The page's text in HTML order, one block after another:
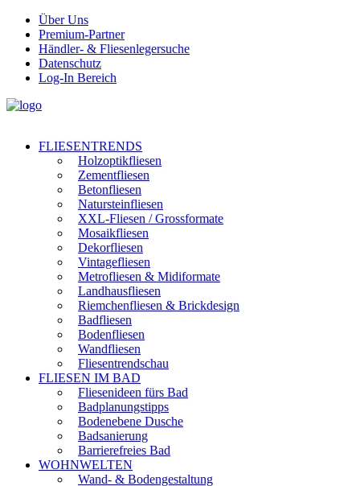
Über Uns
Premium-Partner
Händler- & Fliesenlegersuche
Datenschutz
Log-In Bereich
FLIESENTRENDS
Holzoptikfliesen
Zementfliesen
Betonfliesen
Natursteinfliesen
XXL-Fliesen / Grossformate
Mosaikfliesen
Dekorfliesen
Vintagefliesen
Metrofliesen & Midiformate
Landhausfliesen
Riemchenfliesen & Brickdesign
Badfliesen
Bodenfliesen
Wandfliesen
Fliesentrendschau
FLIESEN IM BAD
Fliesenideen fürs Bad
Badplanungstipps
Bodenebene Dusche
Badsanierung
Barrierefreies Bad
WOHNWELTEN
Wand- & Bodengestaltung